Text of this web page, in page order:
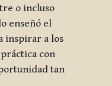
o incluso
enseñó el
inspirar a los
con
tan